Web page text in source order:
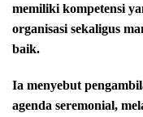
memiliki kompetensi
organisasi sekaligus
baik.
Ia menyebut
agenda seremonial,